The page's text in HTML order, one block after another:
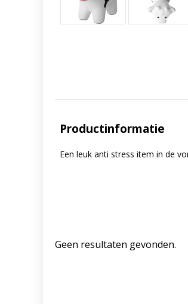
Productinformatie
Een leuk anti stress item in de
Geen resultaten gevonden.